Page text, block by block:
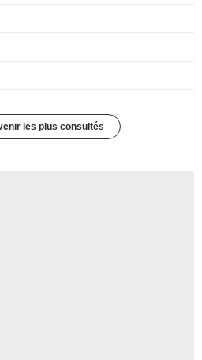
les plus consultés